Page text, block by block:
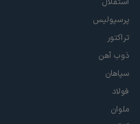
پرسپولیس
تراکتور
ذوب آهن
سپاهان
فولاد
ملوان